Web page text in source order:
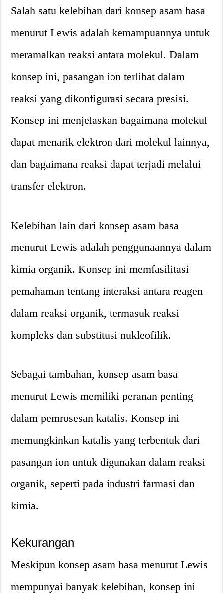
Salah satu kelebihan dari konsep asam basa
menurut Lewis adalah kemampuannya untuk
meramalkan reaksi antara molekul. Dalam
konsep ini, pasangan ion terlibat dalam
reaksi yang dikonfigurasi secara presisi.
Konsep ini menjelaskan bagaimana molekul
dapat menarik elektron dari molekul lainnya,
dan bagaimana reaksi dapat terjadi melalui
transfer elektron.
Kelebihan lain dari konsep asam basa
menurut Lewis adalah penggunaannya dalam
kimia organik. Konsep ini memfasilitasi
pemahaman tentang interaksi antara reagen
dalam reaksi organik, termasuk reaksi
kompleks dan substitusi nukleofilik.
Sebagai tambahan, konsep asam basa
menurut Lewis memiliki peranan penting
dalam pemrosesan katalis. Konsep ini
memungkinkan katalis yang terbentuk dari
pasangan ion untuk digunakan dalam reaksi
organik, seperti pada industri farmasi dan
kimia.
Kekurangan
Meskipun konsep asam basa menurut Lewis
mempunyai banyak kelebihan, konsep ini